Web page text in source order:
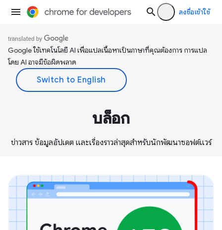
ลงชื่อเข้าใช้
Google ใช้เทคโนโลยี AI เพื่อแปลเนื้อหาเป็นภาษาที่คุณต้องการ การแปล
โดย AI อาจมีข้อผิดพลาด
บล็อก
ข่าวสาร ข้อมูลอัปเดต และเรื่องราวล่าสุดสำหรับนักพัฒนาซอฟต์แวร์